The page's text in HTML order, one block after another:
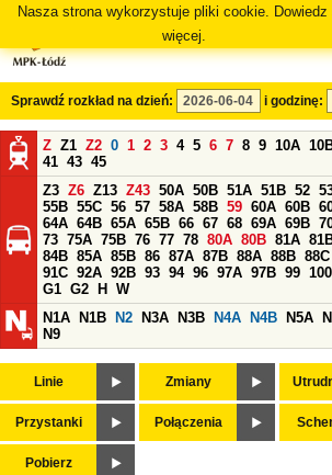
Nasza strona wykorzystuje pliki cookie. Dowiedz
więcej.
Sprawdź rozkład na dzień: i godzinę:
Z Z1 Z2 0 1 2 3 4 5 6 7 8 9 10A
41 43 45
Z3 Z6 Z13 Z43 50A 50B 51A 51B 52
55B 55C 56 57 58A 58B 59 60A 60B
64A 64B 65A 65B 66 67 68 69A 69B
73 75A 75B 76 77 78 80A 80B 81A
84B 85A 85B 86 87A 87B 88A 88B 88C
91C 92A 92B 93 94 96 97A 97B 99 100
G1 G2 H
W
N1A
N1B N2 N3A N3B N4A N4B N5A
N9
Linie Zmiany
Przystanki Połączenia
Pobierz